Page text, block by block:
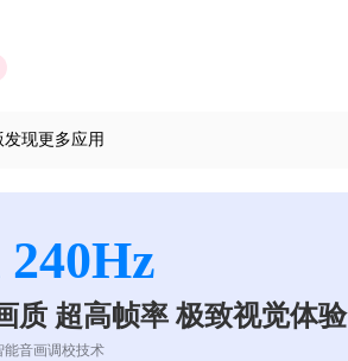
现更多应用
质 超高帧率 极致视觉体验
能音画调校技术